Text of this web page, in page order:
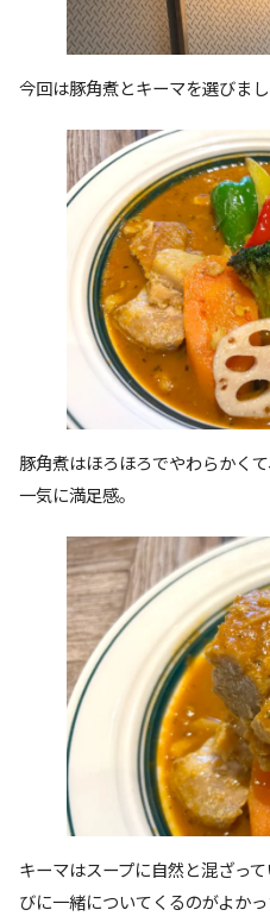
今回は豚角煮とキーマを選びまし
豚角煮はほろほろでやわらかく
一気に満足感。
キーマはスープに自然と混ざっ
びに一緒についてくるのがよかっ